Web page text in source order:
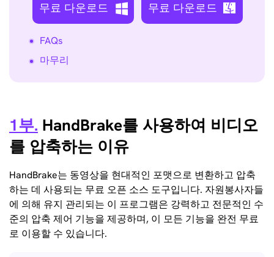
무료 다운로드 무료 다운로드
FAQs
마무리
1부. HandBrake를 사용하여 비디오
를 압축하는 이유
HandBrake는 동영상을 현대적인 포맷으로 변환하고 압축
하는 데 사용되는 무료 오픈 소스 도구입니다. 자원봉사자들
에 의해 유지 관리되는 이 프로그램은 강력하고 전문적인 수
준의 압축 제어 기능을 제공하며, 이 모든 기능을 완전 무료
로 이용할 수 있습니다.